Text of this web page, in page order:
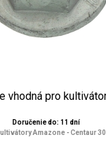
vhodná pro
Doručenie do: 11 dní
Amazone - Centaur